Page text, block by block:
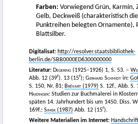
Farben: Vorwiegend Grün, Karmin,
Gelb, Deckweiß (charakteristisch
Punktreihen belegten Ornamente),
Blattsilber.
Digitalisat: http://resolver.staatsbibliothek-
berlin.de/SBB0000ED6300000000
Literatur: Degering (1925–1926) 1, S. 53. –
Abb. 12 (39r). 13 (15r); Gerhard Schmidt in:
S. 150, Nr. 81; Brévart (1979) S. 12f., Abb. S.
Haidinger: Studien zur Buchmalerei in
späten 14. Jahrhundert bis um 1450. Diss.
169f.; Simek (1987) Abb. 12 (15r).
Weitere Materialien im Internet: